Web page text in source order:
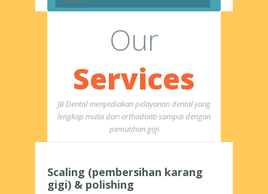
Our
Services
JB Dental menyediakan pelayanan dental yang
lengkap mulai dari orthodonti sampai dengan
pemutihan gigi
Scaling (pembersihan karang
gigi) & polishing